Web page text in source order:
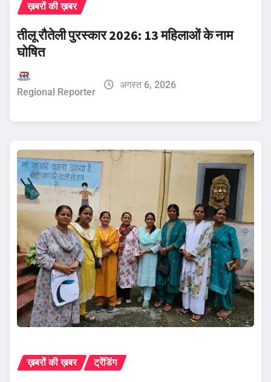
ख़बरों की ख़बर
तीलू रौतेली पुरस्कार 2026: 13 महिलाओं के नाम
घोषित
Regional Reporter
अगस्त 6, 2026
ख़बरों की ख़बर ट्रेंडिंग